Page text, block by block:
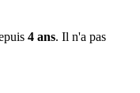
4 ans. Il n'a pas